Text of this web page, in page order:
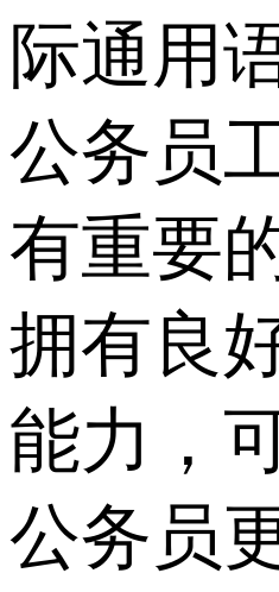
际通用
公务员
有重要
拥有良
能力，
公务员